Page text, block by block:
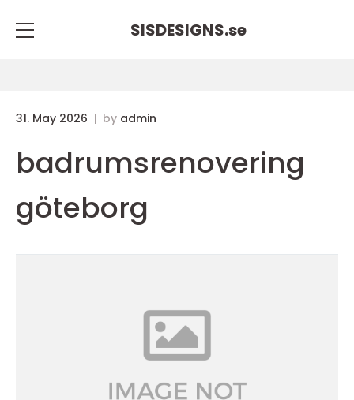
SISDESIGNS.se
31. May 2026 by admin
badrumsrenovering
göteborg